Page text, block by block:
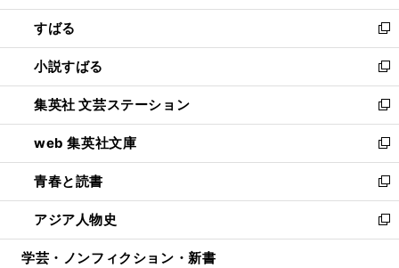
開
く
ウ
で
開
く
ン
ド
ウ
で
開
く
すばる
新
し
い
ウ
ィ
ン
ド
ウ
で
開
く
小説すばる
新
し
い
ウ
ィ
ン
ド
ウ
で
開
集英社 文芸ステーション
新
し
い
ウ
ィ
ン
ド
ウ
web 集英社文庫
新
し
い
ウ
ィ
ン
青春と読書
新
し
い
ウ
アジア人物史
新
し
学芸・ノンフィクション・新書